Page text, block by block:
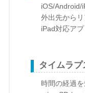
iOS/Android/
外出先から
iPad対応ア
タイムラプ
時間の経過